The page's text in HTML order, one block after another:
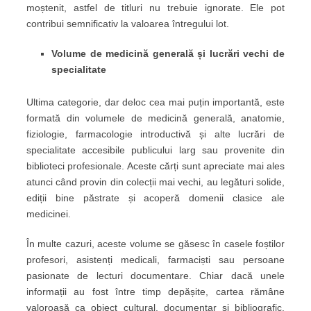
moștenit, astfel de titluri nu trebuie ignorate. Ele pot
contribui semnificativ la valoarea întregului lot.
Volume de medicină generală și lucrări vechi de
specialitate
Ultima categorie, dar deloc cea mai puțin importantă, este
formată din volumele de medicină generală, anatomie,
fiziologie, farmacologie introductivă și alte lucrări de
specialitate accesibile publicului larg sau provenite din
biblioteci profesionale. Aceste cărți sunt apreciate mai ales
atunci când provin din colecții mai vechi, au legături solide,
ediții bine păstrate și acoperă domenii clasice ale
medicinei.
În multe cazuri, aceste volume se găsesc în casele foștilor
profesori, asistenți medicali, farmaciști sau persoane
pasionate de lecturi documentare. Chiar dacă unele
informații au fost între timp depășite, cartea rămâne
valoroasă ca obiect cultural, documentar și bibliografic.